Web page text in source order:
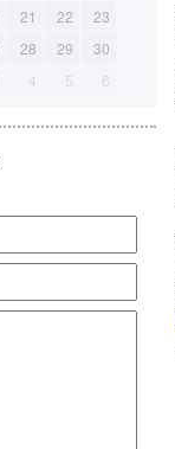
21 22
23
28 29
30
4 5 6